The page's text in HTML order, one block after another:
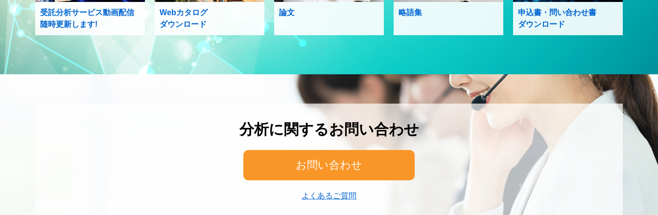
受託分析サービス動画配信
随時更新します!
Webカタログ
ダウンロード
論文 略語集
申込書・問い合わせ書
ダウンロード
分析に関するお問い合わせ
お問い合わせ
よくあるご質問